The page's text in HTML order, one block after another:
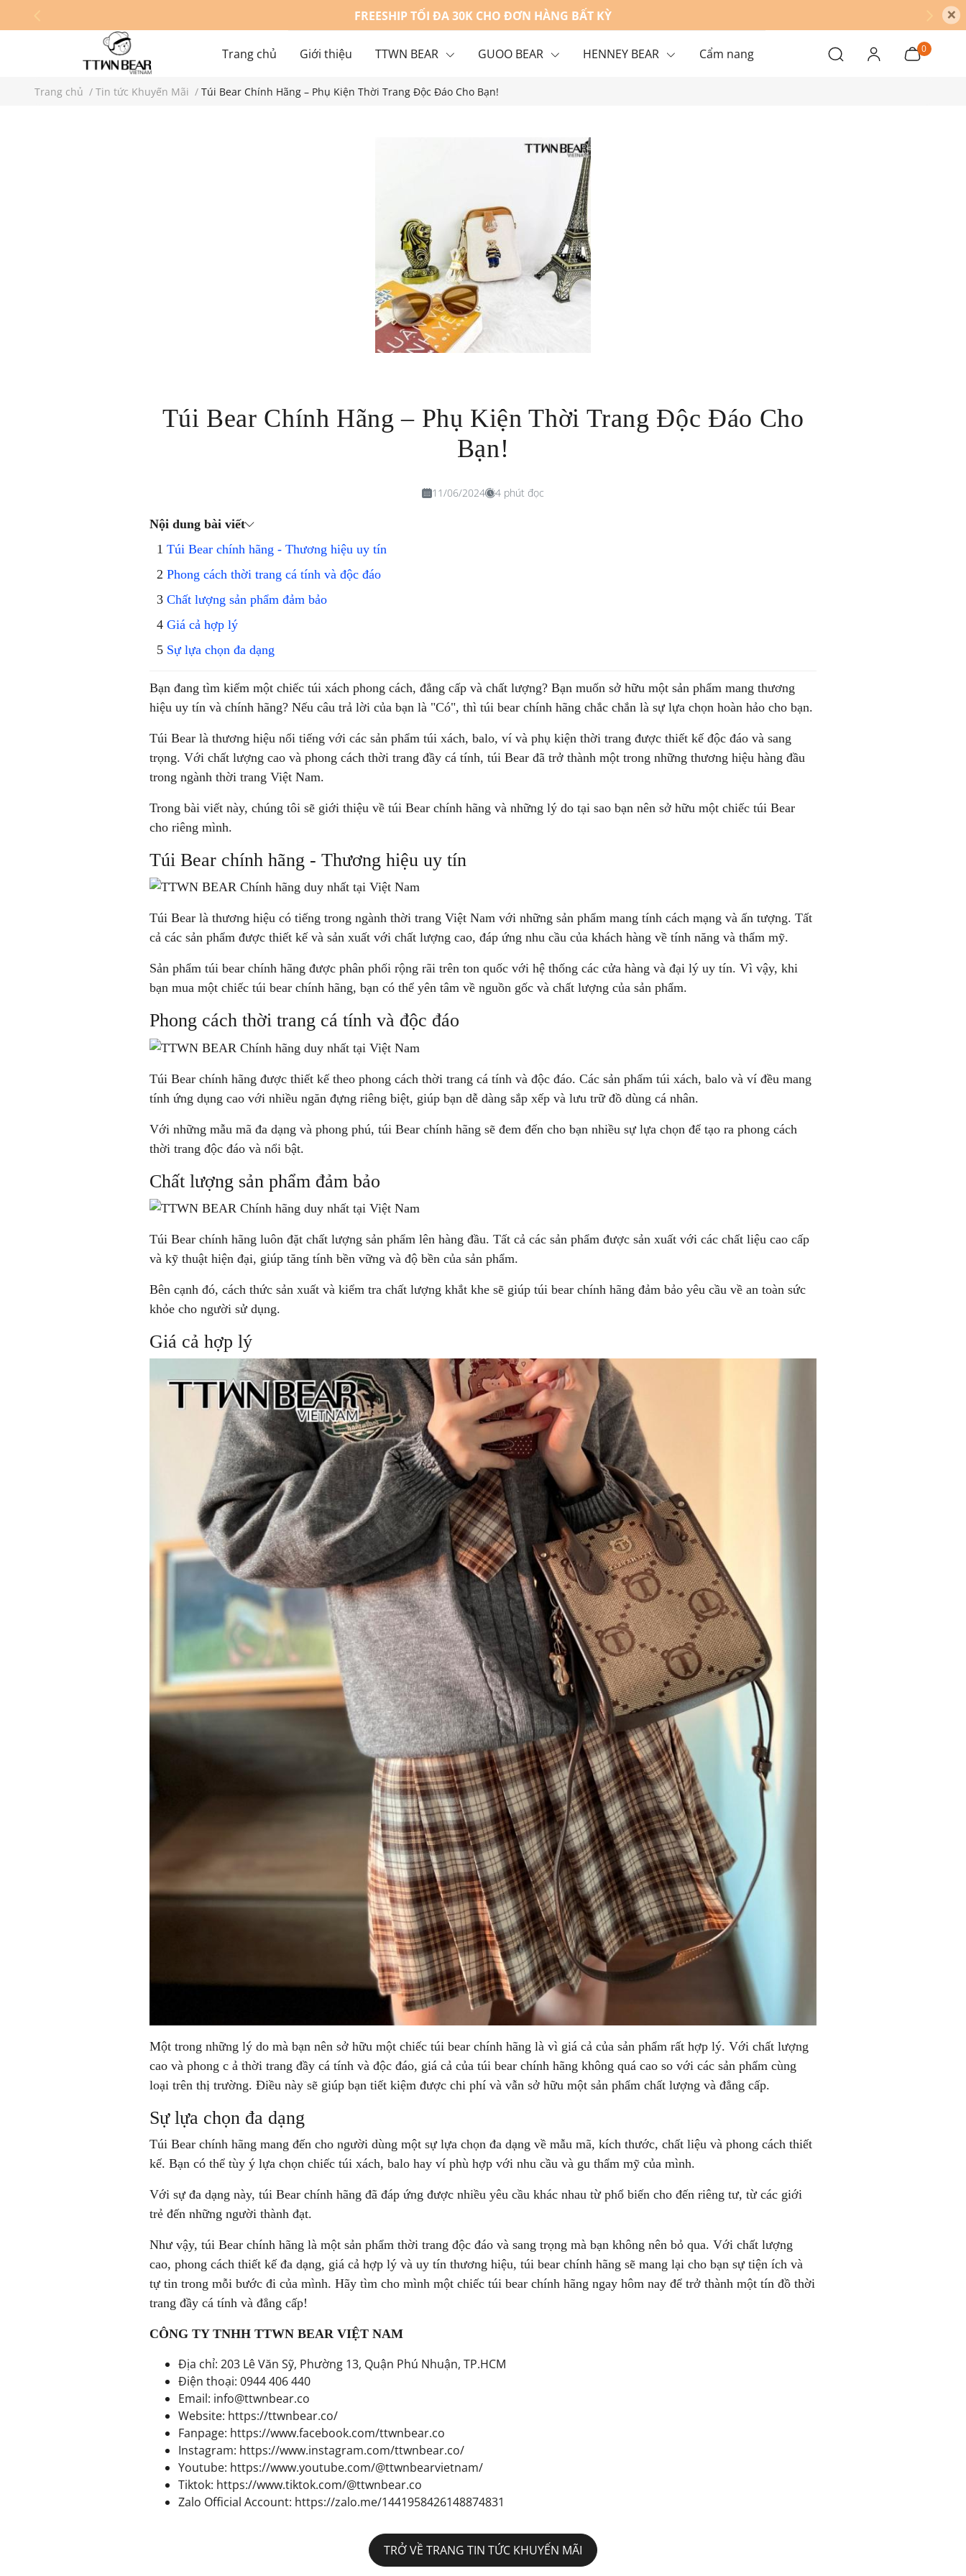
FREESHIP TỐI ĐA 30K CHO ĐƠN HÀNG BẤT KỲ ×
Trang chủ Giới thiệu TTWN BEAR GUOO BEAR HENNEY BEAR Cẩm nang
Hệ thống cửa hàng
0
Trang chủ / Tin tức Khuyến Mãi / Túi Bear Chính Hãng – Phụ Kiện Thời Trang Độc Đáo Cho Bạn!
Túi Bear Chính Hãng – Phụ Kiện Thời Trang Độc Đáo Cho
Bạn!
11/06/2024 4 phút đọc
Nội dung bài viết
Túi Bear chính hãng - Thương hiệu uy tín
Phong cách thời trang cá tính và độc đáo
Chất lượng sản phẩm đảm bảo
Giá cả hợp lý
Sự lựa chọn đa dạng
Bạn đang tìm kiếm một chiếc túi xách phong cách, đẳng cấp và chất lượng? Bạn muốn sở hữu một sản phẩm mang thương
hiệu uy tín và chính hãng? Nếu câu trả lời của bạn là "Có", thì túi bear chính hãng chắc chắn là sự lựa chọn hoàn hảo cho bạn.
Túi Bear là thương hiệu nổi tiếng với các sản phẩm túi xách, balo, ví và phụ kiện thời trang được thiết kế độc đáo và sang
trọng. Với chất lượng cao và phong cách thời trang đầy cá tính, túi Bear đã trở thành một trong những thương hiệu hàng đầu
trong ngành thời trang Việt Nam.
Trong bài viết này, chúng tôi sẽ giới thiệu về túi Bear chính hãng và những lý do tại sao bạn nên sở hữu một chiếc túi Bear
cho riêng mình.
Túi Bear chính hãng - Thương hiệu uy tín
Túi Bear là thương hiệu có tiếng trong ngành thời trang Việt Nam với những sản phẩm mang tính cách mạng và ấn tượng. Tất
cả các sản phẩm được thiết kế và sản xuất với chất lượng cao, đáp ứng nhu cầu của khách hàng về tính năng và thẩm mỹ.
Sản phẩm túi bear chính hãng được phân phối rộng rãi trên ton quốc với hệ thống các cửa hàng và đại lý uy tín. Vì vậy, khi
bạn mua một chiếc túi bear chính hãng, bạn có thể yên tâm về nguồn gốc và chất lượng của sản phẩm.
Phong cách thời trang cá tính và độc đáo
Túi Bear chính hãng được thiết kế theo phong cách thời trang cá tính và độc đáo. Các sản phẩm túi xách, balo và ví đều mang
tính ứng dụng cao với nhiều ngăn đựng riêng biệt, giúp bạn dễ dàng sắp xếp và lưu trữ đồ dùng cá nhân.
Với những mẫu mã đa dạng và phong phú, túi Bear chính hãng sẽ đem đến cho bạn nhiều sự lựa chọn để tạo ra phong cách
thời trang độc đáo và nổi bật.
Chất lượng sản phẩm đảm bảo
Túi Bear chính hãng luôn đặt chất lượng sản phẩm lên hàng đầu. Tất cả các sản phẩm được sản xuất với các chất liệu cao cấp
và kỹ thuật hiện đại, giúp tăng tính bền vững và độ bền của sản phẩm.
Bên cạnh đó, cách thức sản xuất và kiểm tra chất lượng khắt khe sẽ giúp túi bear chính hãng đảm bảo yêu cầu về an toàn sức
khỏe cho người sử dụng.
Giá cả hợp lý
Một trong những lý do mà bạn nên sở hữu một chiếc túi bear chính hãng là vì giá cả của sản phẩm rất hợp lý. Với chất lượng
cao và phong c ả thời trang đầy cá tính và độc đáo, giá cả của túi bear chính hãng không quá cao so với các sản phẩm cùng
loại trên thị trường. Điều này sẽ giúp bạn tiết kiệm được chi phí và vẫn sở hữu một sản phẩm chất lượng và đẳng cấp.
Sự lựa chọn đa dạng
Túi Bear chính hãng mang đến cho người dùng một sự lựa chọn đa dạng về mẫu mã, kích thước, chất liệu và phong cách thiết
kế. Bạn có thể tùy ý lựa chọn chiếc túi xách, balo hay ví phù hợp với nhu cầu và gu thẩm mỹ của mình.
Với sự đa dạng này, túi Bear chính hãng đã đáp ứng được nhiều yêu cầu khác nhau từ phổ biến cho đến riêng tư, từ các giới
trẻ đến những người thành đạt.
Như vậy, túi Bear chính hãng là một sản phẩm thời trang độc đáo và sang trọng mà bạn không nên bỏ qua. Với chất lượng
cao, phong cách thiết kế đa dạng, giá cả hợp lý và uy tín thương hiệu, túi bear chính hãng sẽ mang lại cho bạn sự tiện ích và
tự tin trong mỗi bước đi của mình. Hãy tìm cho mình một chiếc túi bear chính hãng ngay hôm nay để trở thành một tín đồ thời
trang đầy cá tính và đẳng cấp!
CÔNG TY TNHH TTWN BEAR VIỆT NAM
Địa chỉ: 203 Lê Văn Sỹ, Phường 13, Quận Phú Nhuận, TP.HCM
Điện thoại: 0944 406 440
Email: info@ttwnbear.co
Website: https://ttwnbear.co/
Fanpage: https://www.facebook.com/ttwnbear.co
Instagram: https://www.instagram.com/ttwnbear.co/
Youtube: https://www.youtube.com/@ttwnbearvietnam/
Tiktok: https://www.tiktok.com/@ttwnbear.co
Zalo Official Account: https://zalo.me/1441958426148874831
TRỞ VỀ TRANG TIN TỨC KHUYẾN MÃI